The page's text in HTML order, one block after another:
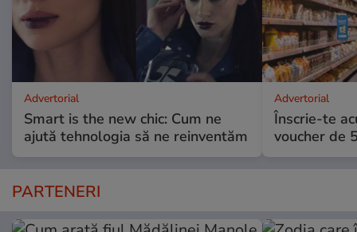
Advertorial
Smart is the new chic: Cum ne
ajută tehnologia să ne reinventăm
Advertorial
Înscrie-te
voucher de
PARTENERI